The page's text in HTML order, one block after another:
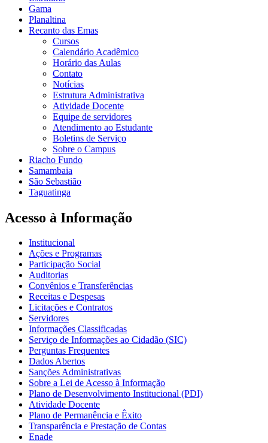
Gama
Planaltina
Recanto das Emas
Cursos
Calendário Acadêmico
Horário das Aulas
Contato
Notícias
Estrutura Administrativa
Atividade Docente
Equipe de servidores
Atendimento ao Estudante
Boletins de Serviço
Sobre o Campus
Riacho Fundo
Samambaia
São Sebastião
Taguatinga
Acesso à Informação
Institucional
Ações e Programas
Participação Social
Auditorias
Convênios e Transferências
Receitas e Despesas
Licitações e Contratos
Servidores
Informações Classificadas
Serviço de Informações ao Cidadão (SIC)
Perguntas Frequentes
Dados Abertos
Sanções Administrativas
Sobre a Lei de Acesso à Informação
Plano de Desenvolvimento Institucional (PDI)
Atividade Docente
Plano de Permanência e Êxito
Transparência e Prestação de Contas
Enade